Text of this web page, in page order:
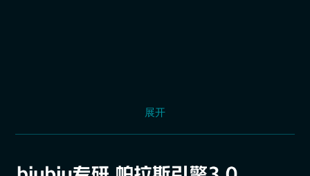
展开